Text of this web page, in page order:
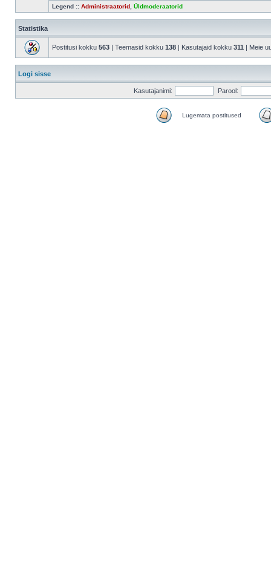
Legend :: Administraatorid Üldmoderaatorid
Statistika
Postitusi kokku 563 | Teemasid kokku 138 | Kasutajaid kokku 311 | Meie
Logi sisse
Kasutajanimi: Parool:
Lugemata postitused